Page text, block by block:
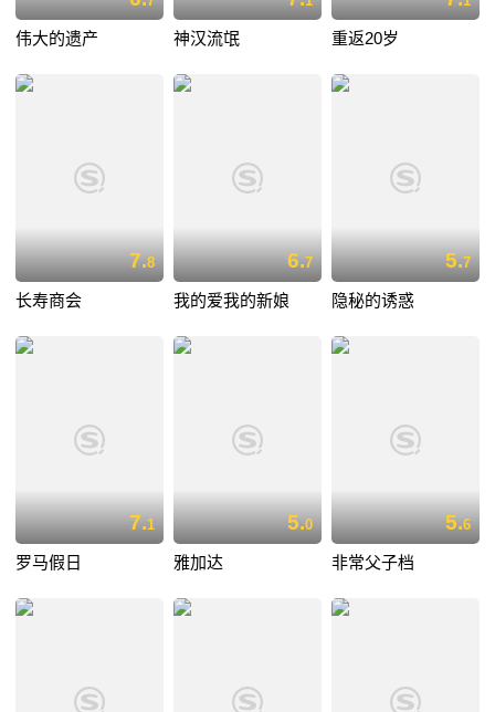
伟大的遗产 神汉流氓 重返20岁
7.8
长寿商会
6.7
我的爱我的新娘
5.7
隐秘的诱惑
7.1
罗马假日
5.0
雅加达
5.6
非常父子档